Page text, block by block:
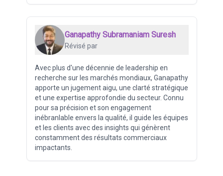
Ganapathy Subramaniam Suresh
Révisé par
Avec plus d'une décennie de leadership en
recherche sur les marchés mondiaux, Ganapathy
apporte un jugement aigu, une clarté stratégique
et une expertise approfondie du secteur. Connu
pour sa précision et son engagement
inébranlable envers la qualité, il guide les équipes
et les clients avec des insights qui génèrent
constamment des résultats commerciaux
impactants.